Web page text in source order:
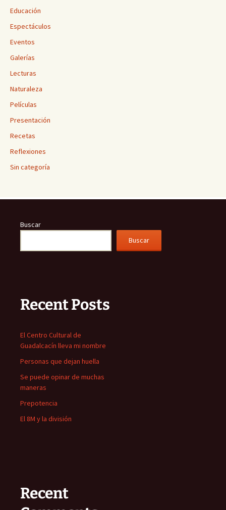
Educación
Espectáculos
Eventos
Galerías
Lecturas
Naturaleza
Películas
Presentación
Recetas
Reflexiones
Sin categoría
Buscar
Buscar
Recent Posts
El Centro Cultural de
Guadalcacín lleva mi nombre
Personas que dejan huella
Se puede opinar de muchas
maneras
Prepotencia
El 8M y la división
Recent